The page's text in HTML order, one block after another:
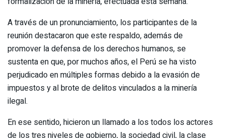
A través de un pronunciamiento, los participantes de la
reunión destacaron que este respaldo, además de
promover la defensa de los derechos humanos, se
sustenta en que, por muchos años, el Perú se ha visto
perjudicado en múltiples formas debido a la evasión de
impuestos y al brote de delitos vinculados a la minería
ilegal.
En ese sentido, hicieron un llamado a los todos los actores